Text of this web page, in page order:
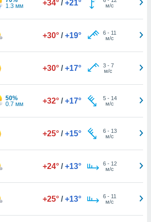
1.3 мм
+34° / +21°
м/с
+30° / +19° 6- 11
м/с
+30° / +17° 3- 7
м/с
50%
0.7 мм
+32° / +17° 5- 14
м/с
+25° / +15° 6- 13
м/с
+24° / +13° 6- 12
м/с
+25° / +13° 6- 11
м/с